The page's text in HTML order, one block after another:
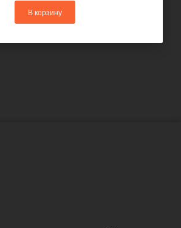
В корзину